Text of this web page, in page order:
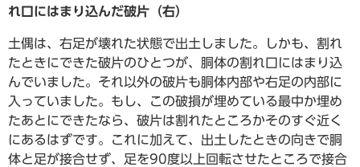
れ口にはまり込んだ破片（右）
土偶は、右足が壊れた状態で出土しました。しかも、割れ
たときにできた破片のひとつが、胴体の割れ口にはまり込
んでいました。それ以外の破片も胴体内部や右足の内部に
入っていました。もし、この破損が埋めている最中か埋め
たあとにできたなら、破片は割れたところかそのすぐ近く
にあるはずです。これに加えて、出土したときの向きで胴
体と足が接合せず、足を90度以上回転させたところで接合